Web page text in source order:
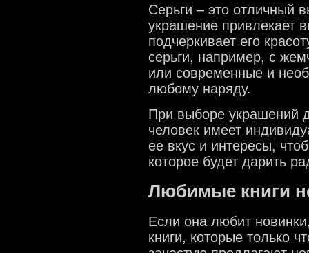
Серьги – это отличный
украшение привлекает
подчеркивает его
серьги, например, с
или современные и
любому наряду.
При выборе украшений
человек имеет
ее вкус и интересы,
которое будет дарить
Любимые книги
Если она любит
книги, которые только